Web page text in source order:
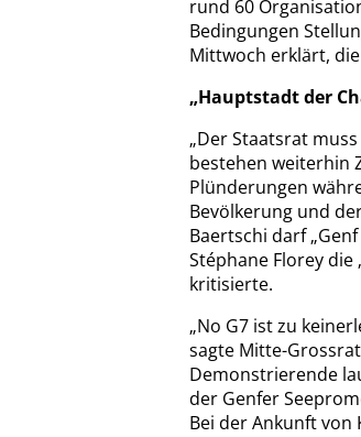
rund 60
Bedingungen
Mittwoch erklärt,
„Hauptstadt der
„Der Staatsrat
bestehen weiterhin
Plünderungen
Bevölkerung und
Baertschi darf
Stéphane Florey
kritisierte.
„No G7 ist zu
sagte Mitte-
Demonstrierende
der Genfer
Bei der Ankunft von